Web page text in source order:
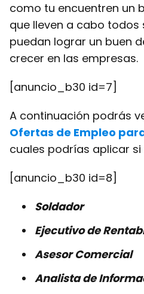
como tu encuentren un
que lleven a cabo
puedan lograr un buen
crecer en las empresas.
[anuncio_b30 id=7]
A continuación podrás
Ofertas de Empleo para
cuales podrías aplicar
[anuncio_b30 id=8]
Soldador
Ejecutivo de
Asesor Comercial
Analista de